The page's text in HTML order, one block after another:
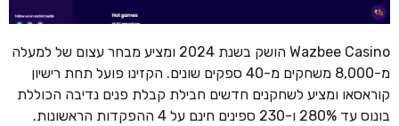
Wazbee Casino הושק בשנת 2024 ומציע מבחר עצום של למעלה
מ-8,000 משחקים מ-40 ספקים שונים. הקזינו פועל תחת רישיון
קוראסאו ומציע לשחקנים חדשים חבילת קבלת פנים נדיבה הכוללת
בונוס עד 280% ו-230 ספינים חינם על 4 ההפקדות הראשונות.